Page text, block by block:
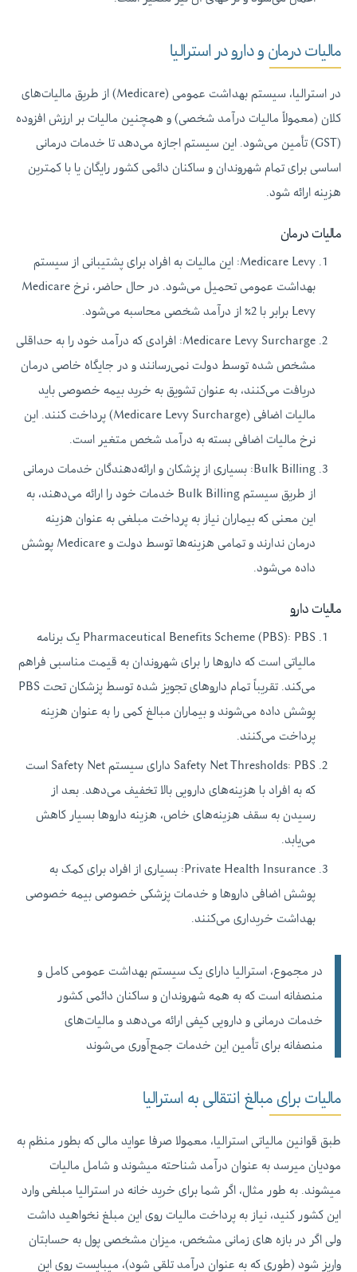
مالیات درمان و دارو در استرالیا
در استرالیا، سیستم بهداشت عمومی (Medicare) از طریق مالیات‌های
کلان (معمولاً مالیات درآمد شخصی) و همچنین مالیات بر ارزش افزوده
(GST) تأمین می‌شود. این سیستم اجازه می‌دهد تا خدمات درمانی
اساسی برای تمام شهروندان و ساکنان دائمی کشور رایگان یا با کمترین
هزینه ارائه شود.
مالیات درمان
Medicare Levy: این مالیات به افراد برای پشتیبانی از سیستم
بهداشت عمومی تحمیل می‌شود. در حال حاضر، نرخ Medicare
Levy برابر با 2٪ از درآمد شخصی محاسبه می‌شود.
Medicare Levy Surcharge: افرادی که درآمد خود را به حداقلی
مشخص شده توسط دولت نمی‌رسانند و در جایگاه خاصی درمان
دریافت می‌کنند، به عنوان تشویق به خرید بیمه خصوصی باید
مالیات اضافی (Medicare Levy Surcharge) پرداخت کنند. این
نرخ مالیات اضافی بسته به درآمد شخص متغیر است.
Bulk Billing: بسیاری از پزشکان و ارائه‌دهندگان خدمات درمانی
از طریق سیستم Bulk Billing خدمات خود را ارائه می‌دهند، به
این معنی که بیماران نیاز به پرداخت مبلغی به عنوان هزینه
درمان ندارند و تمامی هزینه‌ها توسط دولت و Medicare پوشش
داده می‌شود.
مالیات دارو
Pharmaceutical Benefits Scheme (PBS): PBS یک برنامه
مالیاتی است که داروها را برای شهروندان به قیمت مناسبی فراهم
می‌کند. تقریباً تمام داروهای تجویز شده توسط پزشکان تحت PBS
پوشش داده می‌شوند و بیماران مبالغ کمی را به عنوان هزینه
پرداخت می‌کنند.
Safety Net Thresholds: PBS دارای سیستم Safety Net است
که به افراد با هزینه‌های دارویی بالا تخفیف می‌دهد. بعد از
رسیدن به سقف هزینه‌های خاص، هزینه داروها بسیار کاهش
می‌یابد.
Private Health Insurance: بسیاری از افراد برای کمک به
پوشش اضافی داروها و خدمات پزشکی خصوصی بیمه خصوصی
بهداشت خریداری می‌کنند.
در مجموع، استرالیا دارای یک سیستم بهداشت عمومی کامل و
منصفانه است که به همه شهروندان و ساکنان دائمی کشور
خدمات درمانی و دارویی کیفی ارائه می‌دهد و مالیات‌های
منصفانه برای تأمین این خدمات جمع‌آوری می‌شوند
مالیات برای مبالغ انتقالی به استرالیا
طبق قوانین مالیاتی استرالیا، معمولا صرفا عواید مالی که بطور منظم به
مودیان میرسد به عنوان درآمد شناحته میشوند و شامل مالیات
میشوند. به طور مثال، اگر شما برای خرید خانه در استرالیا مبلغی وارد
این کشور کنید، نیاز به پرداخت مالیات روی این مبلغ نخواهید داشت
ولی اگر در بازه های زمانی مشخص، میزان مشخصی پول به حسابتان
واریز شود (طوری که به عنوان درآمد تلقی شود)، میبایست روی این